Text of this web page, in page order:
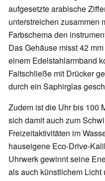
aufgesetzte arabische
unterstreichen zusammen
Farbschema den
Das Gehäuse misst 42
einem Edelstahlarmband
Faltschließe mit Drücker
durch ein Saphirglas
Zudem ist die Uhr bis 100
sich damit auch zum
Freizeitaktivitäten im
hauseigene Eco-Drive-
Uhrwerk gewinnt seine
als auch künstlichem